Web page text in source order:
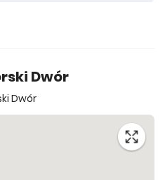
65.42 m²
Dwór
Dwór